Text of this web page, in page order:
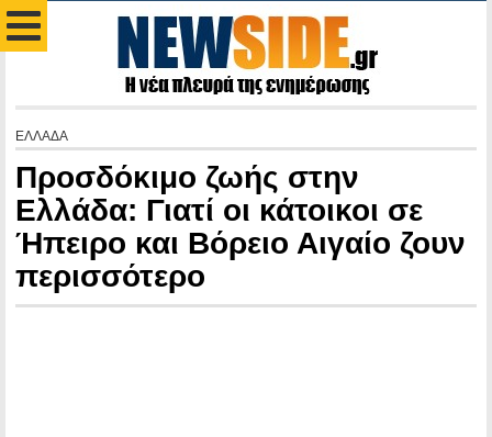
ΕΛΛΑΔΑ
Προσδόκιμο ζωής στην
Ελλάδα: Γιατί οι κάτοικοι σε
Ήπειρο και Βόρειο Αιγαίο ζουν
περισσότερο